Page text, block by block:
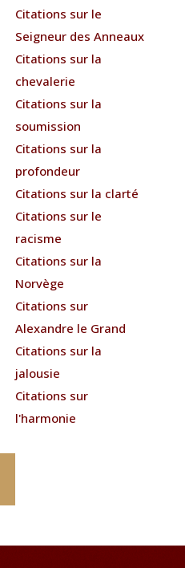
Citations sur le
Seigneur des Anneaux
Citations sur la
chevalerie
Citations sur la
soumission
Citations sur la
profondeur
Citations sur la clarté
Citations sur le
racisme
Citations sur la
Norvège
Citations sur
Alexandre le Grand
Citations sur la
jalousie
Citations sur
l'harmonie